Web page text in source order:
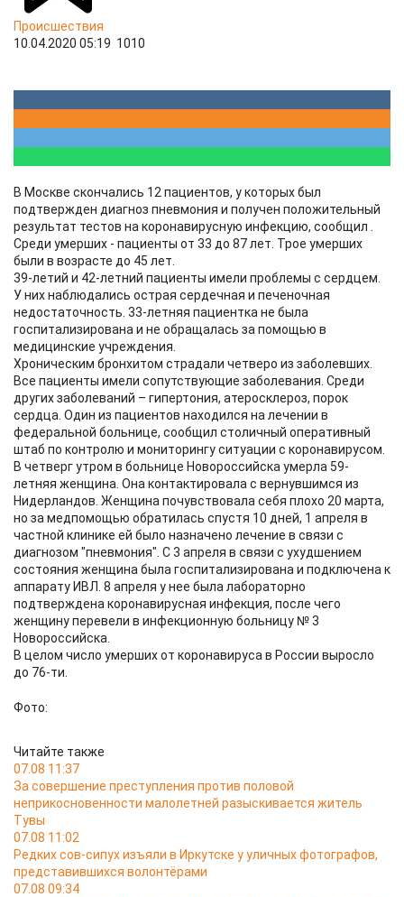
Происшествия
10.04.2020 05:19 1010
В Москве скончались 12 пациентов, у которых был
подтвержден диагноз пневмония и получен положительный
результат тестов на коронавирусную инфекцию, сообщил .
Среди умерших - пациенты от 33 до 87 лет. Трое умерших
были в возрасте до 45 лет.
39-летий и 42-летний пациенты имели проблемы с сердцем.
У них наблюдались острая сердечная и печеночная
недостаточность. 33-летняя пациентка не была
госпитализирована и не обращалась за помощью в
медицинские учреждения.
Хроническим бронхитом страдали четверо из заболевших.
Все пациенты имели сопутствующие заболевания. Среди
других заболеваний – гипертония, атеросклероз, порок
сердца. Один из пациентов находился на лечении в
федеральной больнице, сообщил столичный оперативный
штаб по контролю и мониторингу ситуации с коронавирусом.
В четверг утром в больнице Новороссийска умерла 59-
летняя женщина. Она контактировала с вернувшимся из
Нидерландов. Женщина почувствовала себя плохо 20 марта,
но за медпомощью обратилась спустя 10 дней, 1 апреля в
частной клинике ей было назначено лечение в связи с
диагнозом "пневмония". С 3 апреля в связи с ухудшением
состояния женщина была госпитализирована и подключена к
аппарату ИВЛ. 8 апреля у нее была лабораторно
подтверждена коронавирусная инфекция, после чего
женщину перевели в инфекционную больницу № 3
Новороссийска.
В целом число умерших от коронавируса в России выросло
до 76-ти.
Фото:
Читайте также
07.08 11:37
За совершение преступления против половой
неприкосновенности малолетней разыскивается житель
Тувы
07.08 11:02
Редких сов-сипух изъяли в Иркутске у уличных фотографов,
представившихся волонтёрами
07.08 09:34